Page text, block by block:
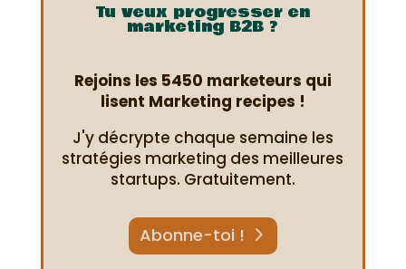
Tu veux progresser en
marketing B2B ?
Rejoins les 5450 marketeurs qui
lisent Marketing recipes !
J'y décrypte chaque semaine les
stratégies marketing des meilleures
startups. Gratuitement.
Abonne-toi !